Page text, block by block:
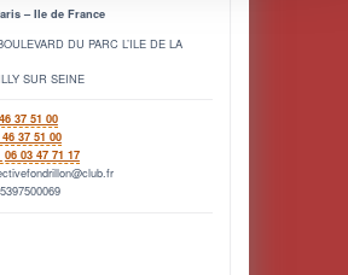
– Ile de France
DU PARC L’ILE DE LA
SUR SEINE
37 51 00
37 51 00
06 03 47 71 17